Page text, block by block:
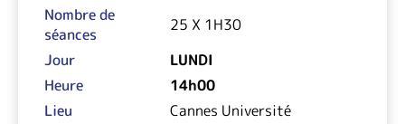
Nombre de
séances
25 X 1H30
Jour
LUNDI
Heure
14h00
Lieu
Cannes Université